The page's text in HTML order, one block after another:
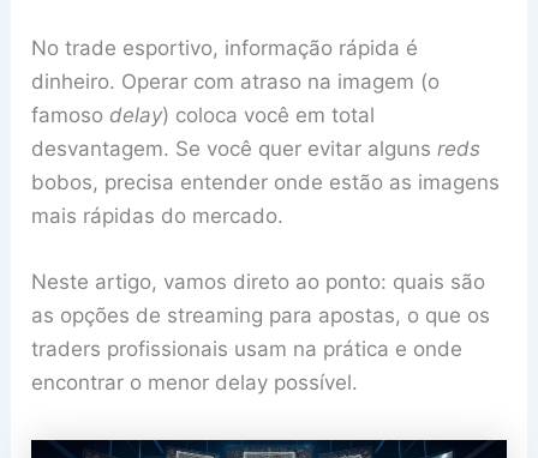
No trade esportivo, informação rápida é
dinheiro. Operar com atraso na imagem (o
famoso delay) coloca você em total
desvantagem. Se você quer evitar algunsreds
bobos, precisa entender onde estão as imagens
mais rápidas do mercado.
Neste artigo, vamos direto ao ponto: quais são
as opções de streaming para apostas, o que os
traders profissionais usam na prática e onde
encontrar o menor delay possível.